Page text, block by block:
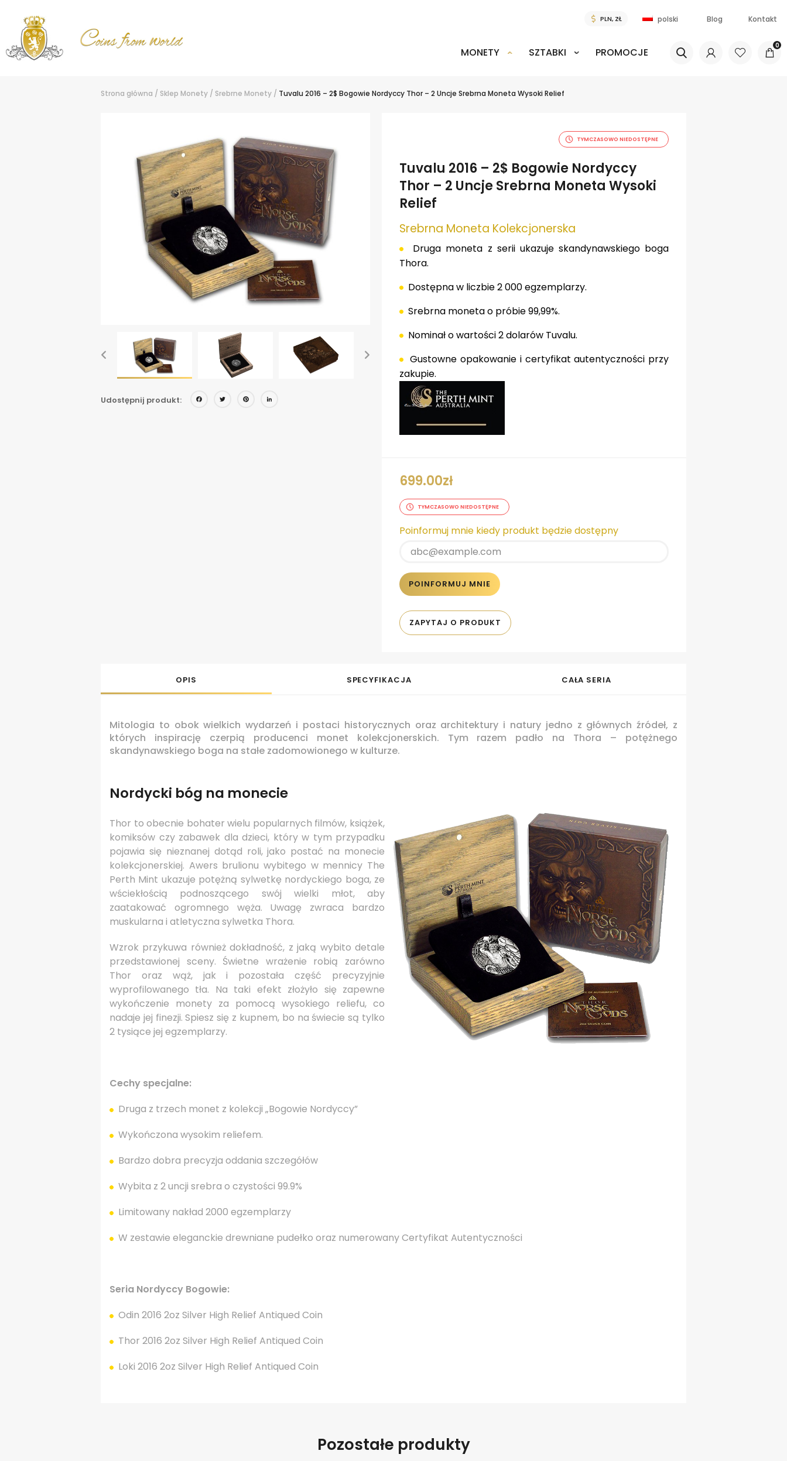
polski Blog Kontakt
MONETY SZTABKI PROMOCJE
0
Strona główna / Sklep Monety / Srebrne Monety / Tuvalu 2016 – 2$ Bogowie Nordyccy Thor – 2 Uncje Srebrna Moneta Wysoki Relief
Udostępnij produkt: Facebook
TwitterPinterest
TYMCZASOWO NIEDOSTĘPNE
Tuvalu 2016 – 2$ Bogowie Nordyccy
Thor – 2 Uncje Srebrna Moneta Wysoki
Relief
Srebrna Moneta Kolekcjonerska
Druga moneta z serii ukazuje skandynawskiego boga
Thora.
Dostępna w liczbie 2 000 egzemplarzy.
Srebrna moneta o próbie 99,99%.
Nominał o wartości 2 dolarów Tuvalu.
Gustowne opakowanie i certyfikat autentyczności przy
zakupie.
699.00zł
TYMCZASOWO NIEDOSTĘPNE
Poinformuj mnie kiedy produkt będzie dostępny
POINFORMUJ MNIE
ZAPYTAJ O PRODUKT
OPIS SPECYFIKACJA CAŁA SERIA
Mitologia to obok wielkich wydarzeń i postaci historycznych oraz architektury i natury jedno z głównych źródeł, z
których inspirację czerpią producenci monet kolekcjonerskich. Tym razem padło na Thora – potężnego
skandynawskiego boga na stałe zadomowionego w kulturze.
Nordycki bóg na monecie
Thor to obecnie bohater wielu popularnych filmów, książek,
komiksów czy zabawek dla dzieci, który w tym przypadku
pojawia się nieznanej dotąd roli, jako postać na monecie
kolekcjonerskiej. Awers brulionu wybitego w mennicy The
Perth Mint ukazuje potężną sylwetkę nordyckiego boga, ze
wściekłością podnoszącego swój wielki młot, aby
zaatakować ogromnego węża. Uwagę zwraca bardzo
muskularna i atletyczna sylwetka Thora.
Wzrok przykuwa również dokładność, z jaką wybito detale
przedstawionej sceny. Świetne wrażenie robią zarówno
Thor oraz wąż, jak i pozostała część precyzyjnie
wyprofilowanego tła. Na taki efekt złożyło się zapewne
wykończenie monety za pomocą wysokiego reliefu, co
nadaje jej finezji. Spiesz się z kupnem, bo na świecie są tylko
2 tysiące jej egzemplarzy.
Cechy specjalne:
Druga z trzech monet z kolekcji „Bogowie Nordyccy”
Wykończona wysokim reliefem.
Bardzo dobra precyzja oddania szczegółów
Wybita z 2 uncji srebra o czystości 99.9%
Limitowany nakład 2000 egzemplarzy
W zestawie eleganckie drewniane pudełko oraz numerowany Certyfikat Autentyczności
Seria Nordyccy Bogowie:
Odin 2016 2oz Silver High Relief Antiqued Coin
Thor 2016 2oz Silver High Relief Antiqued Coin
Loki 2016 2oz Silver High Relief Antiqued Coin
Pozostałe produkty